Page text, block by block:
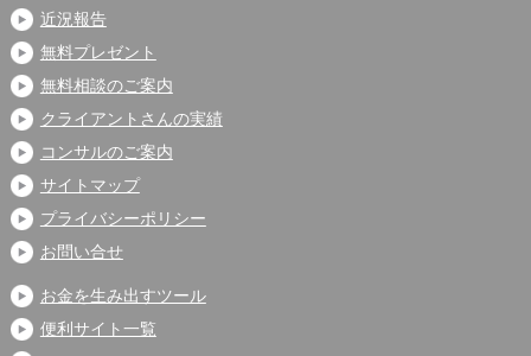
近況報告
無料プレゼント
無料相談のご案内
クライアントさんの実績
コンサルのご案内
サイトマップ
プライバシーポリシー
お問い合せ
お金を生み出すツール
便利サイト一覧